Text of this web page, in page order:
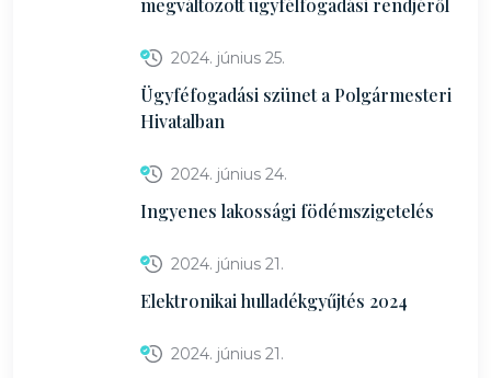
megváltozott ügyfélfogadási rendjéről
2024. június 25.
Ügyféfogadási szünet a Polgármesteri
Hivatalban
2024. június 24.
Ingyenes lakossági födémszigetelés
2024. június 21.
Elektronikai hulladékgyűjtés 2024
2024. június 21.